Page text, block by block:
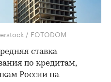
/ FOTODOM
ставка
по кредитам,
России на